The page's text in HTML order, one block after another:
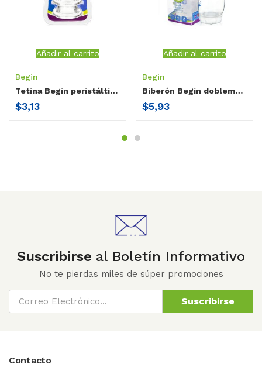
Añadir al carrito
Begin
Tetina Begin peristáltica cuello ancho / blister x 2
$3,13
Añadir al carrito
Begin
Biberón Begin doblemente anticólico cuello ancho / sin agarradera / 10 oz
$5,93
Suscribirse al Boletín Informativo
No te pierdas miles de súper promociones
Suscribirse
Contacto